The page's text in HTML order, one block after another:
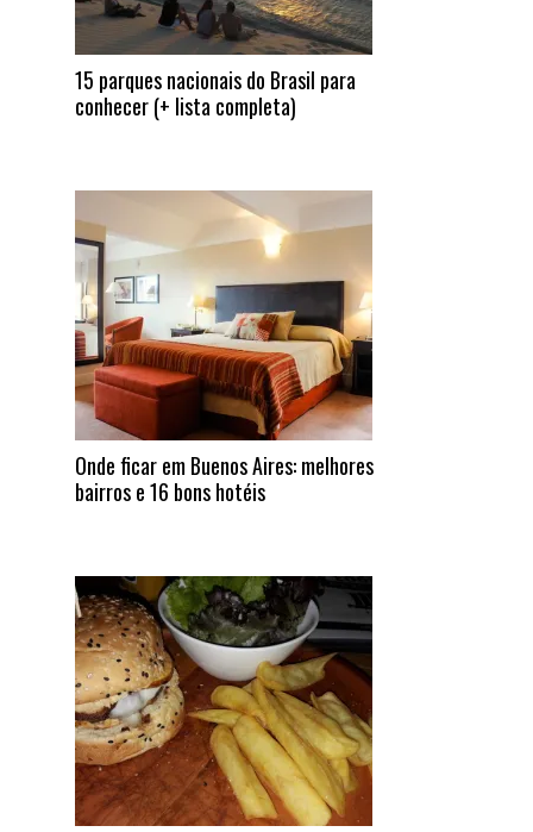
15 parques nacionais do Brasil para
conhecer (+ lista completa)
Onde ficar em Buenos Aires: melhores
bairros e 16 bons hotéis